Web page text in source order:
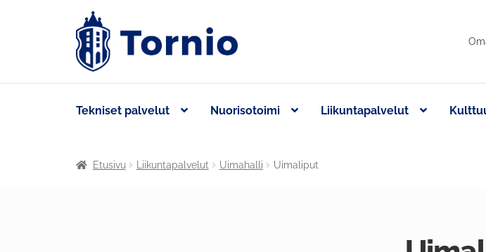
Tekniset palvelut Nuorisotoimi Liikuntapalvelut
Etusivu Liikuntapalvelut Uimahalli Uimaliput